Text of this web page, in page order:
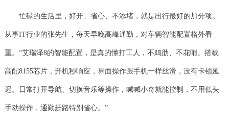
忙碌的生活里，好开、省心、不添堵，就是出行最好的加分项。
从事IT行业的张先生，每天早晚高峰通勤，对车辆智能配置格外看
重。“艾瑞泽8的智能配置，是真的懂打工人，不鸡肋、不花哨。搭载
高配8155芯片，开机秒响应，界面操作跟手机一样丝滑，没有卡顿延
迟。日常打开导航、切换音乐等操作，喊喊小奇就能控制，不用低头
手动操作，通勤赶路特别省心。”